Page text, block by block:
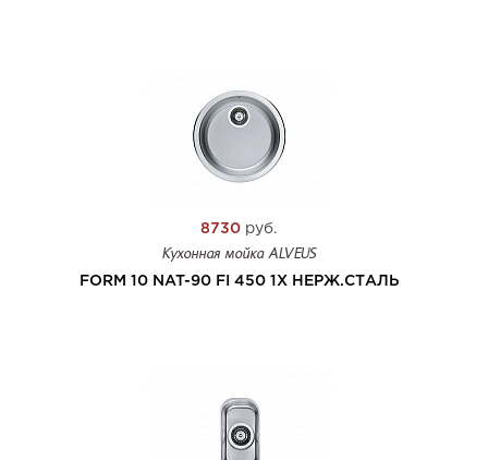
8730 руб.
Кухонная мойка ALVEUS
FORM 10 NAT-90 FI 450 1X НЕРЖ.СТАЛЬ